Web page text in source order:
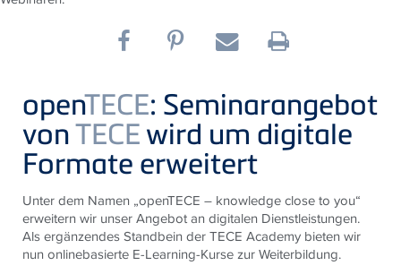
openTECE: Seminarangebot
vonTECEwird um digitale
Formate erweitert
Unter dem Namen „openTECE – knowledge close to you“
erweitern wir unser Angebot an digitalen Dienstleistungen.
Als ergänzendes Standbein derTECE Academy bieten wir
nun onlinebasierte E-Learning-Kurse zur Weiterbildung.